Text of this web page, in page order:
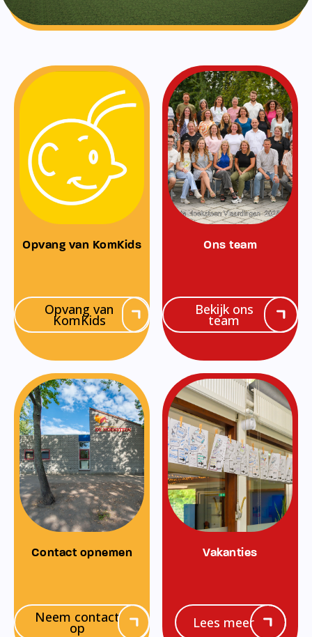
Opvang van KomKids
Opvang van
KomKids
Ons team
Bekijk ons
team
Contact opnemen
Neem contact
op
Vakanties
Lees meer